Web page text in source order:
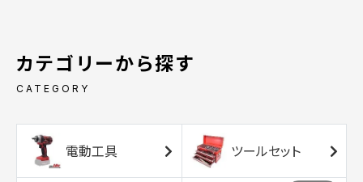
カテゴリーから探す
CATEGORY
電動工具 ツールセット